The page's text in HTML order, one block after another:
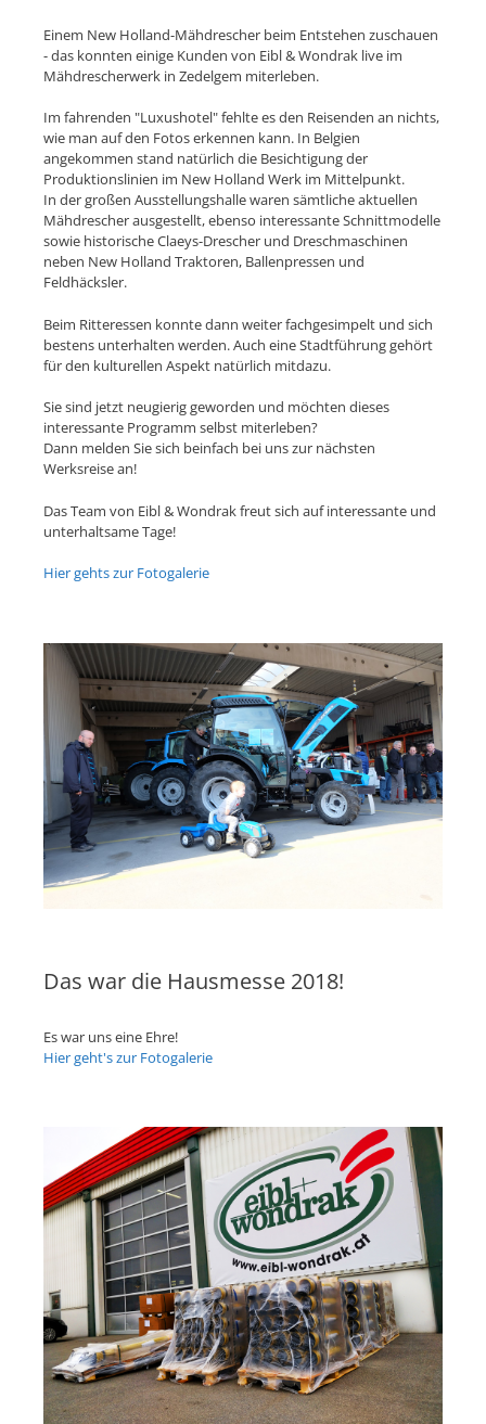
Einem New Holland-Mähdrescher beim Entstehen zuschauen
- das konnten einige Kunden von Eibl & Wondrak live im
Mähdrescherwerk in Zedelgem miterleben.
Im fahrenden "Luxushotel" fehlte es den Reisenden an nichts,
wie man auf den Fotos erkennen kann. In Belgien
angekommen stand natürlich die Besichtigung der
Produktionslinien im New Holland Werk im Mittelpunkt.
In der großen Ausstellungshalle waren sämtliche aktuellen
Mähdrescher ausgestellt, ebenso interessante Schnittmodelle
sowie historische Claeys-Drescher und Dreschmaschinen
neben New Holland Traktoren, Ballenpressen und
Feldhäcksler.
Beim Ritteressen konnte dann weiter fachgesimpelt und sich
bestens unterhalten werden. Auch eine Stadtführung gehört
für den kulturellen Aspekt natürlich mitdazu.
Sie sind jetzt neugierig geworden und möchten dieses
interessante Programm selbst miterleben?
Dann melden Sie sich beinfach bei uns zur nächsten
Werksreise an!
Das Team von Eibl & Wondrak freut sich auf interessante und
unterhaltsame Tage!
Hier gehts zur Fotogalerie
Das war die Hausmesse 2018!
Es war uns eine Ehre!
Hier geht's zur Fotogalerie